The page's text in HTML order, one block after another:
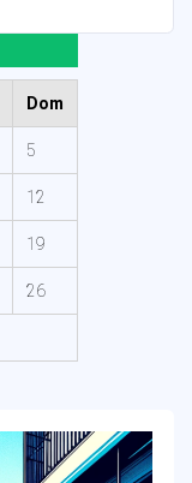
Dom
5
12
19
26